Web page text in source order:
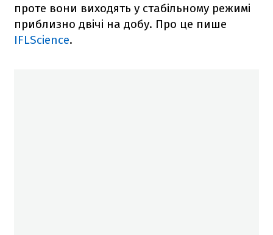
проте вони виходять у стабільному режимі
приблизно двічі на добу. Про це пише
IFLScience.